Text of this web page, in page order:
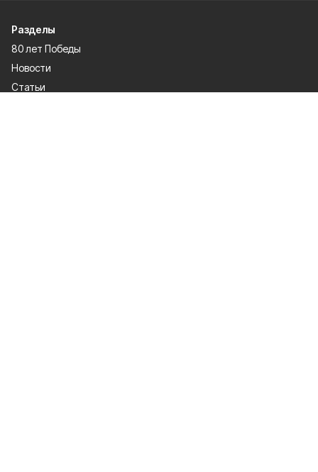
Разделы
80 лет Победы
Новости
Статьи